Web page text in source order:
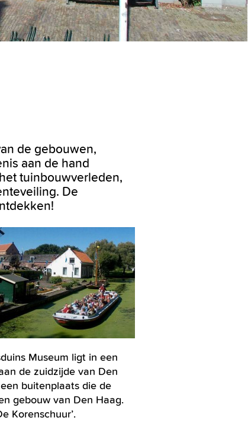
de gebouwen,
aan de hand
tuinbouwverleden,
De
Museum ligt in een
de zuidzijde van Den
buitenplaats die de
gebouw van Den Haag.
Korenschuur’.